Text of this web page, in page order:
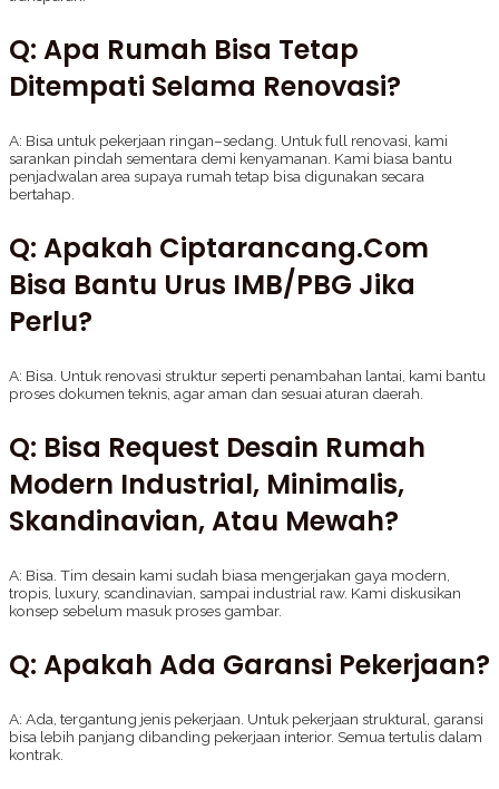
Q: Apa Rumah Bisa Tetap
Ditempati Selama Renovasi?
A: Bisa untuk pekerjaan ringan–sedang. Untuk full renovasi, kami
sarankan pindah sementara demi kenyamanan. Kami biasa bantu
penjadwalan area supaya rumah tetap bisa digunakan secara
bertahap.
Q: Apakah Ciptarancang.com
Bisa Bantu Urus IMB/PBG Jika
Perlu?
A: Bisa. Untuk renovasi struktur seperti penambahan lantai, kami bantu
proses dokumen teknis, agar aman dan sesuai aturan daerah.
Q: Bisa Request Desain Rumah
Modern Industrial, Minimalis,
Skandinavian, Atau Mewah?
A: Bisa. Tim desain kami sudah biasa mengerjakan gaya modern,
tropis, luxury, scandinavian, sampai industrial raw. Kami diskusikan
konsep sebelum masuk proses gambar.
Q: Apakah Ada Garansi Pekerjaan?
A: Ada, tergantung jenis pekerjaan. Untuk pekerjaan struktural, garansi
bisa lebih panjang dibanding pekerjaan interior. Semua tertulis dalam
kontrak.